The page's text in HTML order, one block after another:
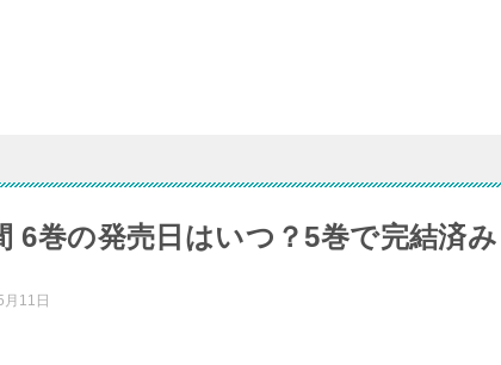
6巻の発売日はいつ？5巻で完結済み
11日